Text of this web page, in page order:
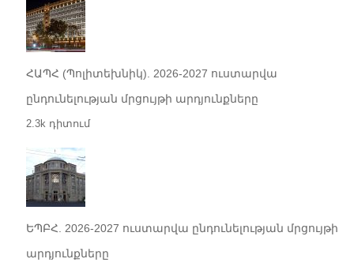
ՀԱՊՀ (Պոլիտեխնիկ). 2026-2027 ուստարվա
ընդունելության մրցույթի արդյունքները
2.3k դիտում
ԵՊԲՀ. 2026-2027 ուստարվա ընդունելության մրցույթի
արդյունքները